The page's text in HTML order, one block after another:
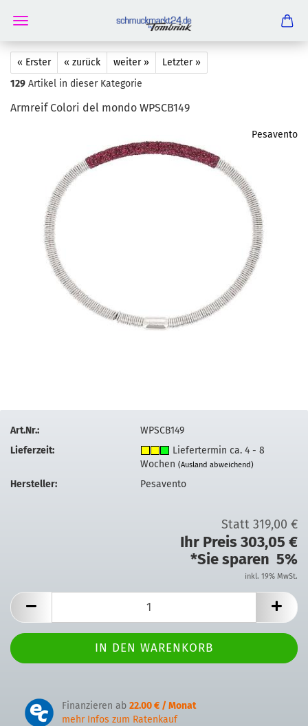
« Erster « zurück weiter »
Letzter »
129 Artikel in dieser Kategorie
Arm­reif Co­lo­ri del mondo WPSCB149
Pesavento
Art.Nr.:
WPSCB149
Lieferzeit:
Liefertermin ca. 4 - 8
Wochen(Ausland abweichend)
Hersteller: Pesavento
Statt 319,00 €
Ihr Preis 303,05 €
*Sie sparen 5%
inkl. 19% MwSt.
Finanzieren ab 22.00 € / Monat
mehr Infos zum Ratenkauf